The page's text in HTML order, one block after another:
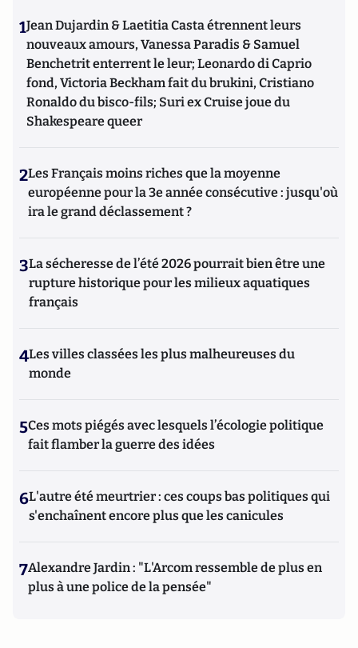
1Jean Dujardin & Laetitia Casta étrennent leurs
nouveaux amours, Vanessa Paradis & Samuel
Benchetrit enterrent le leur; Leonardo di Caprio
fond, Victoria Beckham fait du brukini, Cristiano
Ronaldo du bisco-fils; Suri ex Cruise joue du
Shakespeare queer
2Les Français moins riches que la moyenne
européenne pour la 3e année consécutive : jusqu'où
ira le grand déclassement ?
3La sécheresse de l’été 2026 pourrait bien être une
rupture historique pour les milieux aquatiques
français
4Les villes classées les plus malheureuses du
monde
5Ces mots piégés avec lesquels l’écologie politique
fait flamber la guerre des idées
6L'autre été meurtrier : ces coups bas politiques qui
s'enchaînent encore plus que les canicules
7Alexandre Jardin : "L'Arcom ressemble de plus en
plus à une police de la pensée"